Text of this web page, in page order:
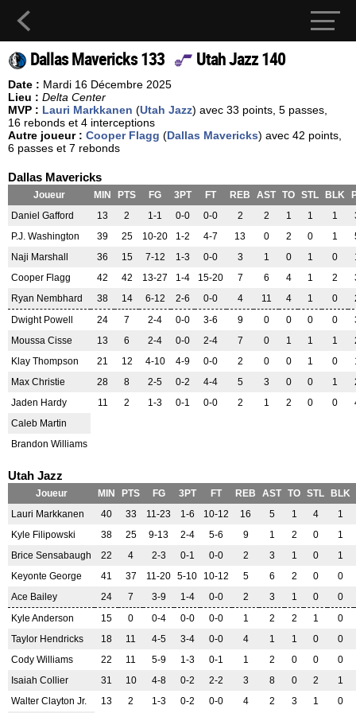
Dallas Mavericks 133 Utah Jazz 140
Date : Mardi 16 Décembre 2025
Lieu : Delta Center
MVP : Lauri Markkanen (Utah Jazz) avec 33 points, 5 passes,
16 rebonds et 4 interceptions
Autre joueur : Cooper Flagg (Dallas Mavericks) avec 42 points,
6 passes et 7 rebonds
Dallas Mavericks
Joueur MIN PTS FG 3PT FT REB AST TO STL BLK
Daniel Gafford
13 2 1-1 0-0 0-0 2 2 1 1 1
P.J. Washington
39 25 10-20 1-2 4-7 13 0 2 0 1
Naji Marshall
36 15 7-12 1-3 0-0 3 1 0 1 0
Cooper Flagg
42 42 13-27 1-4 15-20 7 6 4 1 2
Ryan Nembhard
38 14 6-12 2-6 0-0 4 11 4 1 0
Dwight Powell
24 7 2-4 0-0 3-6 9 0 0 0 0
Moussa Cisse
13 6 2-4 0-0 2-4 7 0 1 1 1
Klay Thompson
21 12 4-10 4-9 0-0 2 0 0 1 0
Max Christie
28 8 2-5 0-2 4-4 5 3 0 0 1
Jaden Hardy
11 2 1-3 0-1 0-0 2 1 2 0 0
Caleb Martin
Brandon Williams
Utah Jazz
Joueur MIN PTS FG 3PT FT REB AST TO STL
BLK
Lauri Markkanen
40 33 11-23 1-6 10-12 16 5 1 4
1
Kyle Filipowski
38 25 9-13 2-4 5-6 9 1 2 0
1
Brice Sensabaugh
22 4 2-3 0-1 0-0 2 3 1 0
1
Keyonte George
41 37 11-20 5-10 10-12 5 6 2 0
0
Ace Bailey
24 7 3-9 1-4 0-0 2 3 1 0
0
Kyle Anderson
15 0 0-4 0-0 0-0 1 2 2 1
0
Taylor Hendricks
18 11 4-5 3-4 0-0 4 1 1 0
0
Cody Williams
22 11 5-9 1-3 0-1 1 2 0 0
0
Isaiah Collier
31 10 4-8 0-2 2-2 3 8 0 2
1
Walter Clayton Jr.
13 2 1-3 0-2 0-0 4 2 3 1 0